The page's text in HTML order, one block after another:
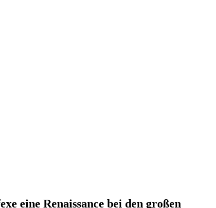
eine Renaissance bei den großen